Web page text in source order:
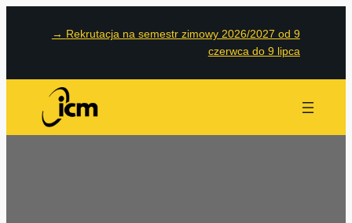
→ Rekrutacja na semestr zimowy 2026/2027 od 9
czerwca do 9 lipca